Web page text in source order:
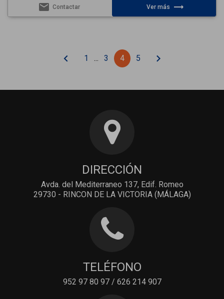
email Contactar Ver más trending_flat
chevron_left 1 ... 3 4 5 chevron_right
DIRECCIÓN
Avda. del Mediterraneo 137, Edif. Romeo
29730 - RINCON DE LA VICTORIA (MÁLAGA)
TELÉFONO
952 97 80 97 / 626 214 907